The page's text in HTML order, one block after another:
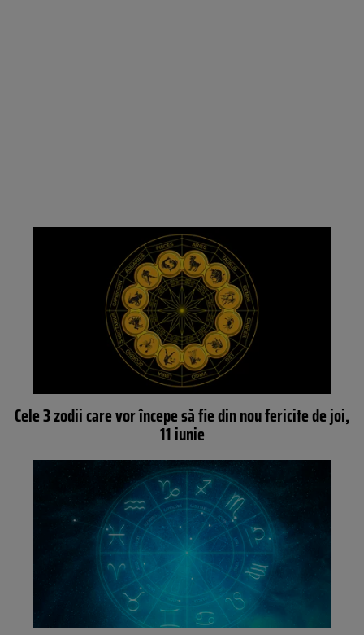
Cele 3 zodii care vor începe să fie din nou fericite de joi,
11 iunie